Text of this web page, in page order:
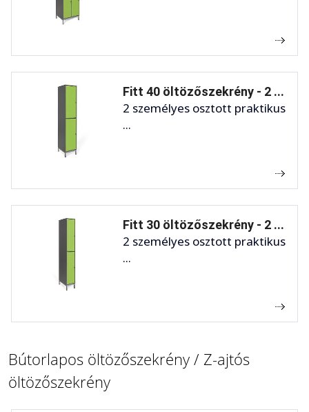
Fitt 40 öltözőszekrény - 2 ...
2 személyes osztott praktikus
...
Fitt 30 öltözőszekrény - 2 ...
2 személyes osztott praktikus
...
Bútorlapos öltözőszekrény / Z-ajtós
öltözőszekrény